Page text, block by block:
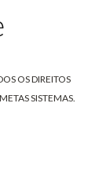
OS DIREITOS
SISTEMAS.